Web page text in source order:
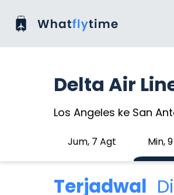
Delta Air
Los Angeles ke San
Jum, 7 Agt Min,
Terjadwal